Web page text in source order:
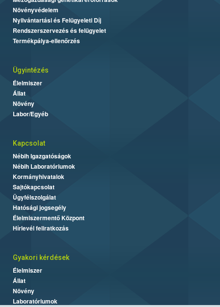
Növényvédelem
Nyilvántartási és Felügyeleti Díj
Rendszerszervezés és felügyelet
Termékpálya-ellenőrzés
Ügyintézés
Élelmiszer
Állat
Növény
Labor/Egyéb
Kapcsolat
Nébih Igazgatóságok
Nébih Laboratóriumok
Kormányhivatalok
Sajtókapcsolat
Ügyfélszolgálat
Hatósági jogsegély
Élelmiszermentő Központ
Hírlevél feliratkozás
Gyakori kérdések
Élelmiszer
Állat
Növény
Laboratóriumok